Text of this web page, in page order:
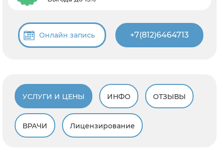
Онлайн запись +7(812)6464713
УСЛУГИ И ЦЕНЫ ИНФО ОТЗЫВЫ
ВРАЧИ Лицензирование